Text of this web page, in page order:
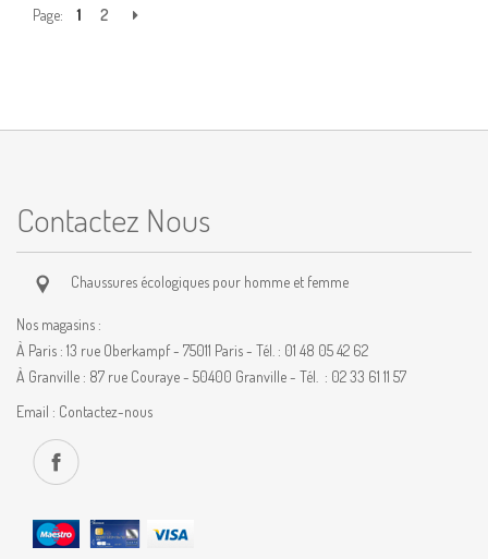
Page: 1 2
Contactez Nous
Chaussures écologiques pour homme et femme
Nos magasins :
À Paris : 13 rue Oberkampf - 75011 Paris - Tél. : 01 48 05 42 62
À Granville : 87 rue Couraye - 50400 Granville - Tél. : 02 33 61 11 57
Email : Contactez-nous